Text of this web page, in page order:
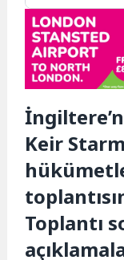
Keir
Toplantı